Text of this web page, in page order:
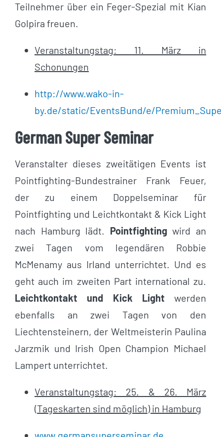
Teilnehmer über ein Feger-Spezial mit Kian
Golpira freuen.
Veranstaltungstag: 11. März in
Schonungen
http://www.wako-in-
by.de/static/EventsBund/e/
German Super Seminar
Veranstalter dieses zweitätigen Events ist
Pointfighting-Bundestrainer Frank Feuer,
der zu einem Doppelseminar für
Pointfighting und Leichtkontakt & Kick Light
nach Hamburg lädt. Pointfightingwird an
zwei Tagen vom legendären Robbie
McMenamy aus Irland unterrichtet. Und es
geht auch im zweiten Part international zu.
Leichtkontakt und Kick Light werden
ebenfalls an zwei Tagen von den
Liechtensteinern, der Weltmeisterin Paulina
Jarzmik und Irish Open Champion Michael
Lampert unterrichtet.
Veranstaltungstag: 25. & 26. März
(Tageskarten sind möglich) in Hamburg